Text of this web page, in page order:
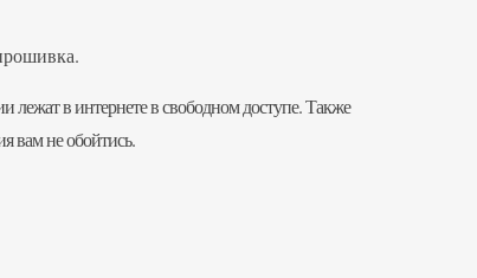
лежат в интернете в свободном доступе. Также
вам не обойтись.